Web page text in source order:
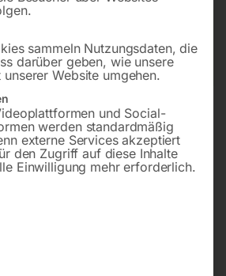
(Österreich):
Versandkosten gelten für Österreich.
abweichen.
In den Warenkorb
sammeln Nutzungsdaten, die
darüber geben, wie unsere
unserer Website umgehen.
und Social-
werden standardmäßig
externe Services akzeptiert
den Zugriff auf diese Inhalte
Einwilligung mehr erforderlich.